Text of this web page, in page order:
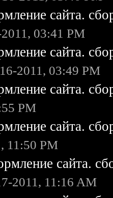
сайта.
03:41 PM
сайта.
2011, 03:49 PM
сайта.
PM
сайта.
11:50 PM
сайта.
2011, 11:16 AM